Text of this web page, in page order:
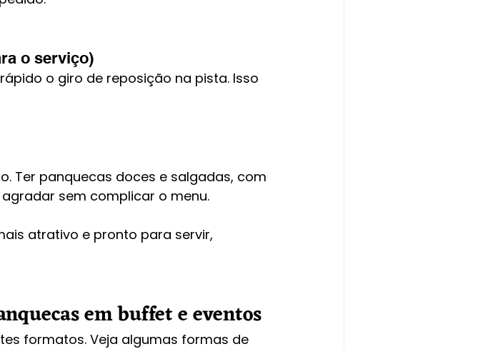
o serviço)
o giro de reposição na pista. Isso
Ter panquecas doces e salgadas, com
sem complicar o menu.
atrativo e pronto para servir,
em buffet e eventos
formatos. Veja algumas formas de